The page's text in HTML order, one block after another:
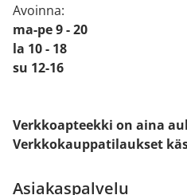
Avoinna:
ma-pe 9 - 20
la 10 - 18
su 12-16
Verkkoapteekki on aina
Verkkokauppatilaukset
Asiakaspalvelu